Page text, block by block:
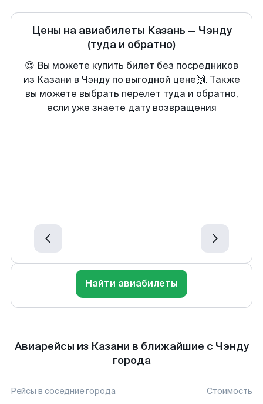
Цены на авиабилеты Казань — Чэнду
(туда и обратно)
😍 Вы можете купить билет без посредников
из Казани в Чэнду по выгодной цене🙌. Также
вы можете выбрать перелет туда и обратно,
если уже знаете дату возвращения
Найти авиабилеты
Авиарейсы из Казани в ближайшие с Чэнду
города
Рейсы в соседние города Стоимость